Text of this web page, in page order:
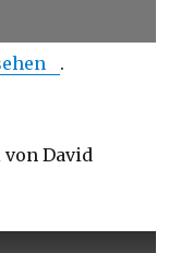
.
David